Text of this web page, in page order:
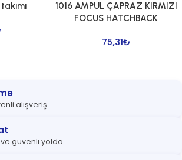
1016 AMPUL ÇAPRAZ KIRMIZI
FOCUS HATCHBACK
75,31₺
alışveriş
ve güvenli yolda